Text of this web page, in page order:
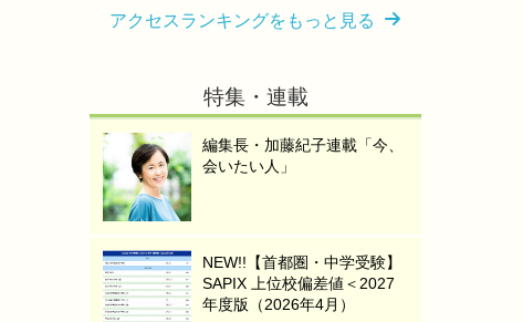
アクセスランキングをもっと見る
特集・連載
編集長・加藤紀子連載「今、
会いたい人」
NEW!!【首都圏・中学受験】
SAPIX 上位校偏差値＜2027
年度版（2026年4月）